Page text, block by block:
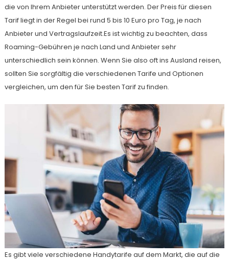
die von Ihrem Anbieter unterstützt werden. Der Preis für diesen
Tarif liegt in der Regel bei rund 5 bis 10 Euro pro Tag, je nach
Anbieter und Vertragslaufzeit.Es ist wichtig zu beachten, dass
Roaming-Gebühren je nach Land und Anbieter sehr
unterschiedlich sein können. Wenn Sie also oft ins Ausland reisen,
sollten Sie sorgfältig die verschiedenen Tarife und Optionen
vergleichen, um den für Sie besten Tarif zu finden.
Es gibt viele verschiedene Handytarife auf dem Markt, die auf die